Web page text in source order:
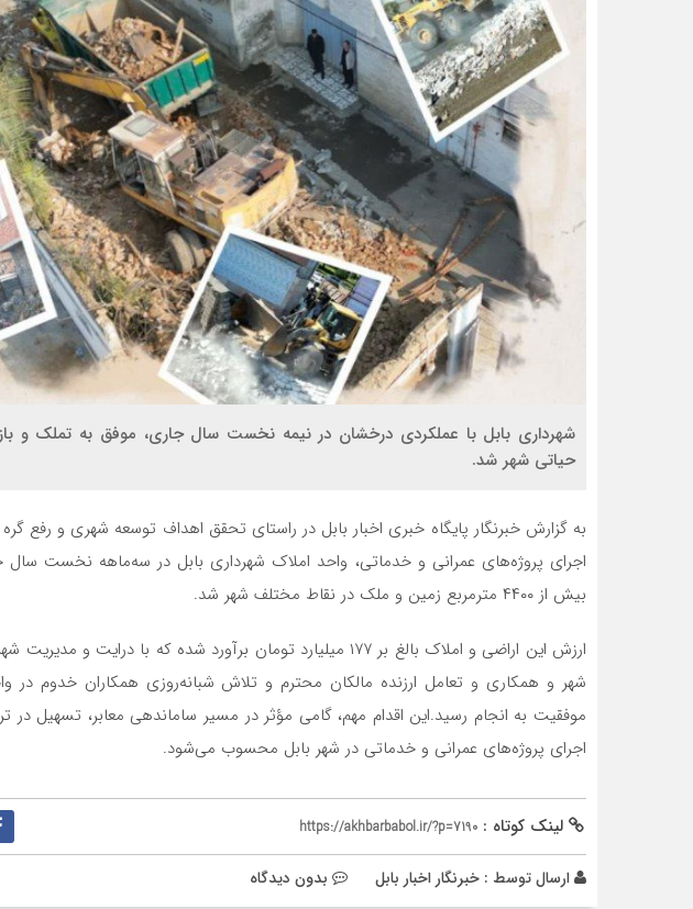
حیاتی شهر شد.
به گزارش خبرنگار پایگاه خبری اخبار بابل در راستای تحقق اهداف توسعه شهری و رفع
اجرای پروژه‌های عمرانی و خدماتی، واحد املاک شهرداری بابل در سه‌ماهه نخست
بیش از ۴۴۰۰ مترمربع زمین و ملک در نقاط مختلف شهر شد.
ارزش این اراضی و املاک بالغ بر ۱۷۷ میلیارد تومان برآورد شده که با
شهر و همکاری و تعامل ارزنده مالکان محترم و تلاش شبانه‌روزی همکاران خدوم در
موفقیت به انجام رسید.این اقدام مهم، گامی مؤثر در مسیر ساماندهی معابر، تسهیل در
اجرای پروژه‌های عمرانی و خدماتی در شهر بابل محسوب می‌شود.
لینک کوتاه : https://akhbarbabol.ir/?p=7190
ارسال توسط : خبرنگار اخبار بابل بدون دیدگاه